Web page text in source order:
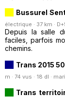
Bussurel
électrique · 37 km ·
Depuis la salle
faciles, parfois
chemins.
Trans 2015
m · 74 vus · 18 dl ·
Trans